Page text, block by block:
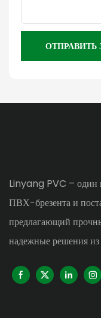
ОТПРАВИТЬ
Linyang PVC – один
ПВХ-брезента и
предлагающий
надежные решения